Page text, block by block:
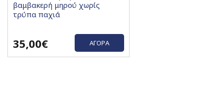
βαμβακερή μηρού χωρίς
τρύπα παχιά
35,00€ ΑΓΟΡΆ